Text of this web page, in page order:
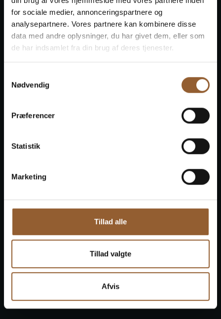
for sociale medier, annonceringspartnere og
analysepartnere. Vores partnere kan kombinere disse
data med andre oplysninger, du har givet dem, eller som
de har indsamlet fra din brug af deres tjenester.
Nødvendig
Præferencer
Statistik
Marketing
Tillad alle
Tillad valgte
Afvis
Tilmeld dig vores
nyhedsbrev